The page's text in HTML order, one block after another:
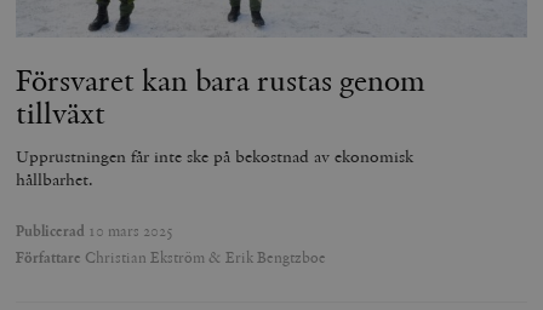
Försvaret kan bara rustas genom
tillväxt
Upprustningen får inte ske på bekostnad av ekonomisk
hållbarhet.
Publicerad 10 mars 2025
Författare Christian Ekström & Erik Bengtzboe